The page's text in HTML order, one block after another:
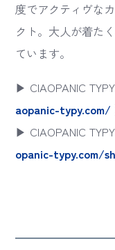
度でアクティヴな
クト。大人が着た
ています。
▶ CIAOPANIC
aopanic-typy.com/
▶ CIAOPANIC
opanic-typy.com/